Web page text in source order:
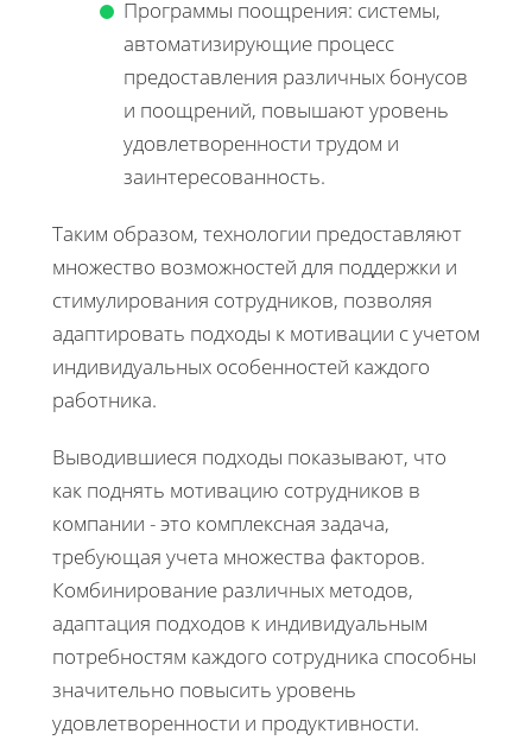
Программы поощрения: системы,
автоматизирующие процесс
предоставления различных бонусов
и поощрений, повышают уровень
удовлетворенности трудом и
заинтересованность.
Таким образом, технологии предоставляют
множество возможностей для поддержки и
стимулирования сотрудников, позволяя
адаптировать подходы к мотивации с учетом
индивидуальных особенностей каждого
работника.
Выводившиеся подходы показывают, что
как поднять мотивацию сотрудников в
компании - это комплексная задача,
требующая учета множества факторов.
Комбинирование различных методов,
адаптация подходов к индивидуальным
потребностям каждого сотрудника способны
значительно повысить уровень
удовлетворенности и продуктивности.